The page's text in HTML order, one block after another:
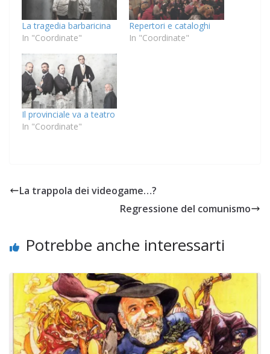
La tragedia barbaricina
In "Coordinate"
Repertori e cataloghi
In "Coordinate"
Il provinciale va a teatro
In "Coordinate"
La trappola dei videogame…?
Regressione del comunismo
Potrebbe anche interessarti